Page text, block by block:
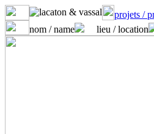
projets /
nom / name
lieu / location